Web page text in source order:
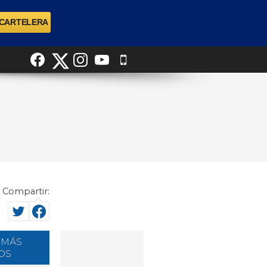
Compartir: